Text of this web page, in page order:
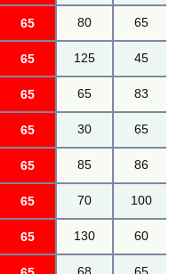
65 80 65
65 125 45
65 65 83
65 30 65
65 85 86
65 70 100
65 130 60
68 65